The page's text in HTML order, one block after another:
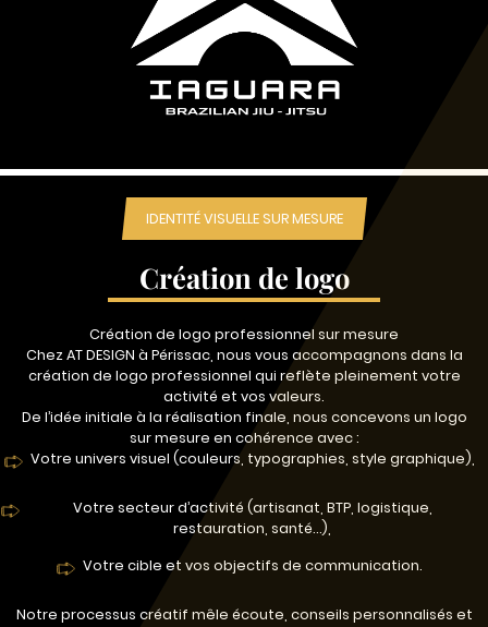
IDENTITÉ VISUELLE SUR MESURE
Création de logo
Création de logo professionnel sur mesure
Chez AT DESIGN à Périssac, nous vous accompagnons dans la
création de logo professionnel qui reflète pleinement votre
activité et vos valeurs.
De l’idée initiale à la réalisation finale, nous concevons un logo
sur mesure en cohérence avec :
Votre univers visuel (couleurs, typographies, style graphique),
Votre secteur d’activité (artisanat, BTP, logistique,
restauration, santé…),
Votre cible et vos objectifs de communication.
Notre processus créatif mêle écoute, conseils personnalisés et